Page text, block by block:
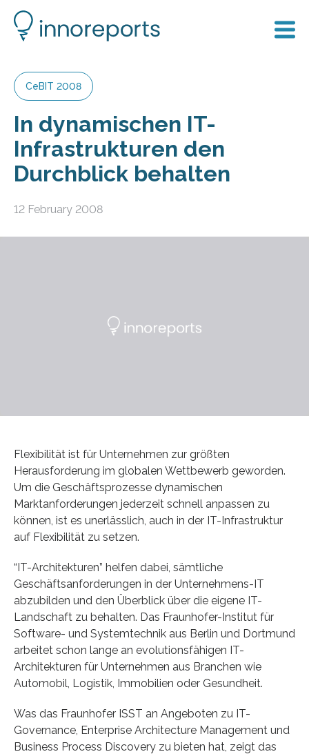
CeBIT 2008
In dynamischen IT-
Infrastrukturen den
Durchblick behalten
12 February 2008
Flexibilität ist für Unternehmen zur größten
Herausforderung im globalen Wettbewerb geworden.
Um die Geschäftsprozesse dynamischen
Marktanforderungen jederzeit schnell anpassen zu
können, ist es unerlässlich, auch in der IT-Infrastruktur
auf Flexibilität zu setzen.
“IT-Architekturen” helfen dabei, sämtliche
Geschäftsanforderungen in der Unternehmens-IT
abzubilden und den Überblick über die eigene IT-
Landschaft zu behalten. Das Fraunhofer-Institut für
Software- und Systemtechnik aus Berlin und Dortmund
arbeitet schon lange an evolutionsfähigen IT-
Architekturen für Unternehmen aus Branchen wie
Automobil, Logistik, Immobilien oder Gesundheit.
Was das Fraunhofer ISST an Angeboten zu IT-
Governance, Enterprise Architecture Management und
Business Process Discovery zu bieten hat, zeigt das